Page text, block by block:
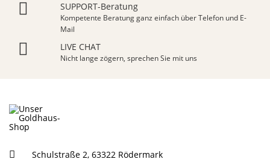
SUPPORT-Beratung
Kompetente Beratung ganz einfach über Telefon und E-
Mail
LIVE CHAT
Nicht lange zögern, sprechen Sie mit uns
Schulstraße 2, 63322 Rödermark